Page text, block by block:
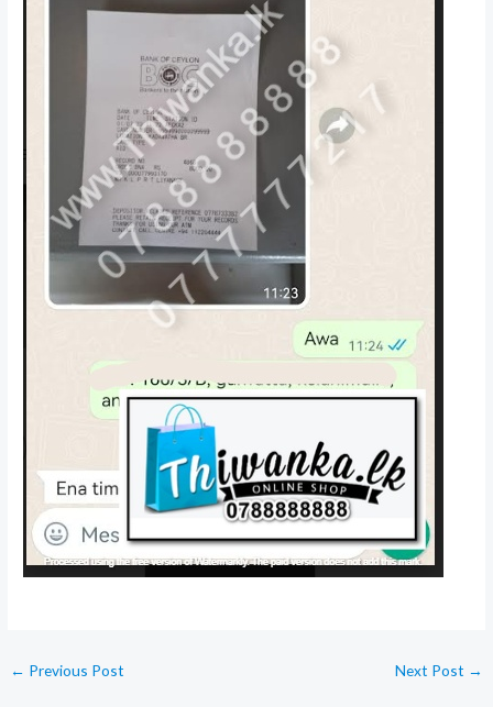
← Previous Post Next Post →